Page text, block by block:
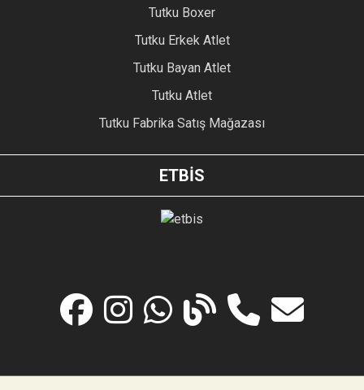
Tutku Boxer
Tutku Erkek Atlet
Tutku Bayan Atlet
Tutku Atlet
Tutku Fabrika Satış Mağazası
ETBİS